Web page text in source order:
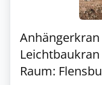
Anhängerkran
Leichtbaukran
Raum: